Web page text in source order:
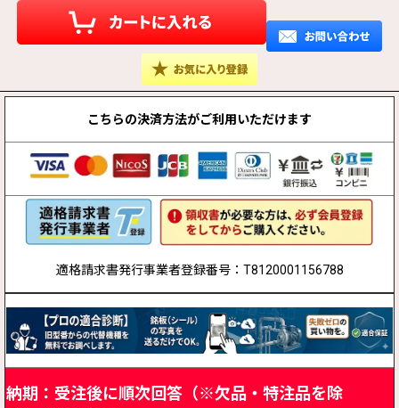
こちらの決済方法がご利用いただけます
適格請求書発行事業者登録番号：T8120001156788
納期：受注後に順次回答（※欠品・特注品を除